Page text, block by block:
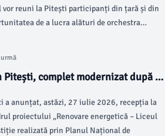
vor reuni la Pitești participanți din țară și din
de a lucra alături de orchestra
Pitești, complet modernizat după o
a anunțat, astăzi, 27 iulie 2026, recepția la
proiectului „Renovare energetică – Liceul
realizată prin Planul Național de